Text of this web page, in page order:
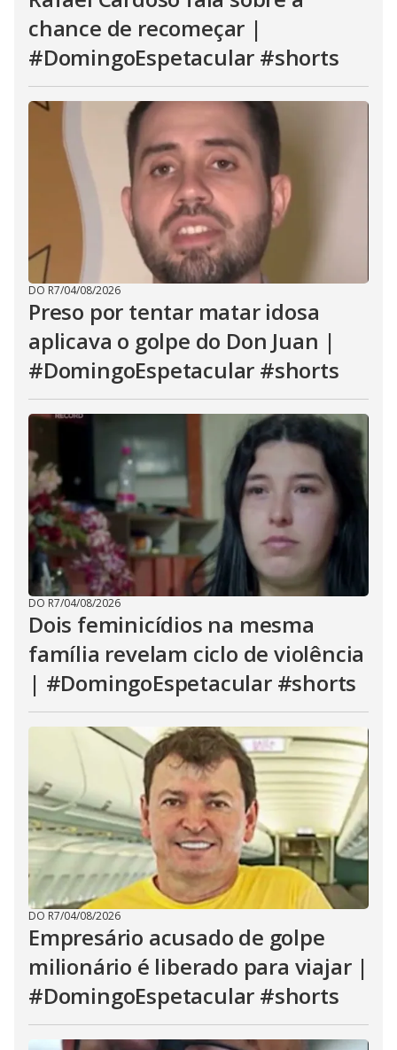
chance de recomeçar |
#DomingoEspetacular #shorts
DO R7/04/08/2026
Preso por tentar matar idosa
aplicava o golpe do Don Juan |
#DomingoEspetacular #shorts
DO R7/04/08/2026
Dois feminicídios na mesma
família revelam ciclo de violência
| #DomingoEspetacular #shorts
DO R7/04/08/2026
Empresário acusado de golpe
milionário é liberado para viajar |
#DomingoEspetacular #shorts